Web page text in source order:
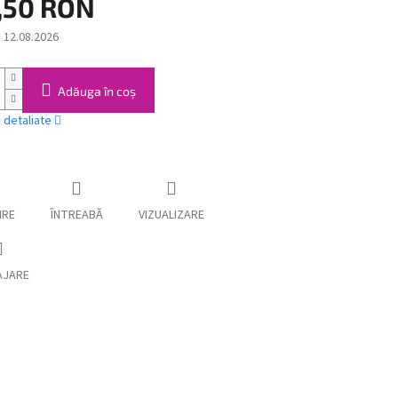
RON
12.08.2026
Adăuga în coş
detaliate
ÎNTREABĂ VIZUALIZARE